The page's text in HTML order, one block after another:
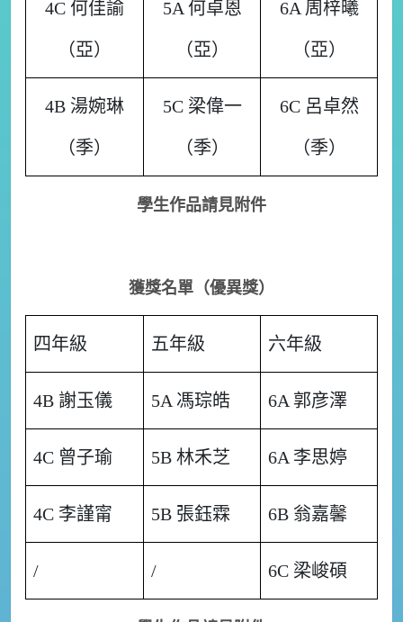
4C 何佳諭
（亞）
5A 何卓恩
（亞）
6A 周梓曦
（亞）
4B 湯婉琳
（季）
5C 梁偉一
（季）
6C 呂卓然
（季）
學生作品請見附件
獲獎名單（優異獎）
四年級 五年級 六年級
4B 謝玉儀 5A 馮琮皓 6A 郭彦澤
4C 曾子瑜 5B 林禾芝 6A 李思婷
4C 李謹甯 5B 張鈺霖 6B 翁嘉馨
/ / 6C 梁峻碩